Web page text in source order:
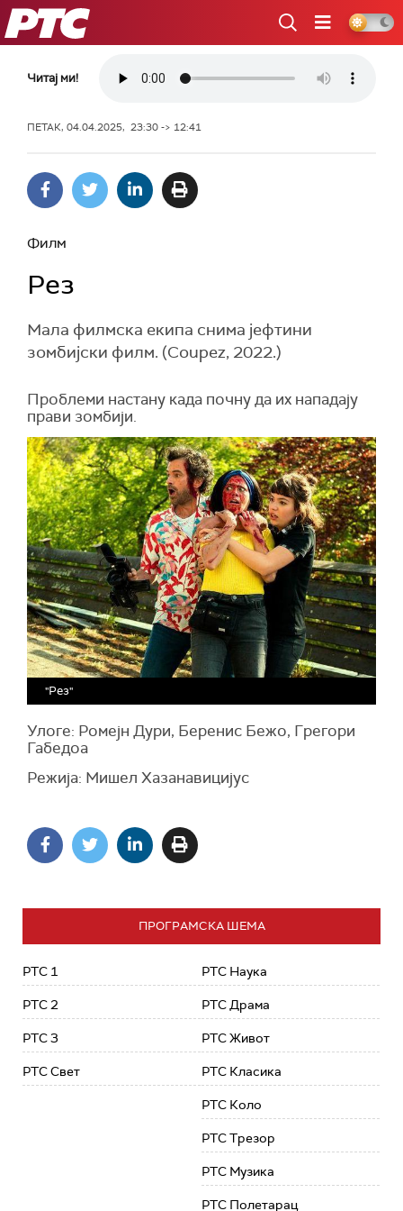
РТС
Читај ми!
ПЕТАК, 04.04.2025, 23:30 -> 12:41
Филм
Рез
Мала филмска екипа снима јефтини
зомбијски филм. (Coupez, 2022.)
Проблеми настану када почну да их нападају
прави зомбији.
"Рез"
Улоге: Ромејн Дури, Беренис Бежо, Грегори
Габедоа
Режија: Мишел Хазанавицијус
ПРОГРАМСКА ШЕМА
РТС 1
РТС 2
РТС 3
РТС Свет
РТС Наука
РТС Драма
РТС Живот
РТС Класика
РТС Коло
РТС Трезор
РТС Музика
РТС Полетарац